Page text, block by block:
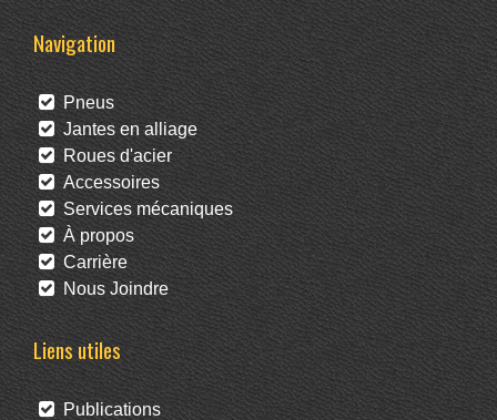
Navigation
Pneus
Jantes en alliage
Roues d'acier
Accessoires
Services mécaniques
À propos
Carrière
Nous Joindre
Liens utiles
Publications